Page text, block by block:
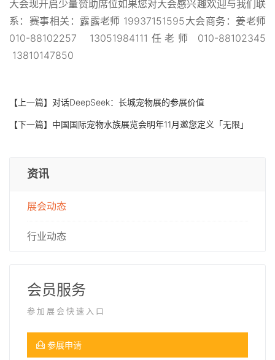
大会现开启少量赞助席位如果您对大会感兴趣欢迎与我们联
系：赛事相关：露露老师 19937151595大会商务：姜老师
010-88102257 13051984111任老师 010-88102345
13810147850
【上一篇】 对话DeepSeek：长城宠物展的参展价值
【下一篇】 中国国际宠物水族展览会明年11月邀您定义「无限」
资讯
展会动态
行业动态
会员服务
参加展会快速入口
参展申请